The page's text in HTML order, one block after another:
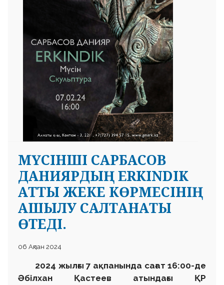
МҮСІНШІ САРБАСОВ
ДАНИЯРДЫҢ ERKINDIK
АТТЫ ЖЕКЕ КӨРМЕСІНІҢ
АШЫЛУ САЛТАНАТЫ
ӨТЕДІ.
06 Ақпан 2024
2024 жылғы 7 ақпанында сағат 16:00-де
Әбілхан Қастеев атындағы ҚР